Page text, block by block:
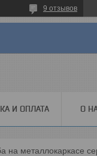
9 отзывов
И ОПЛАТА О
на металлокаркасе